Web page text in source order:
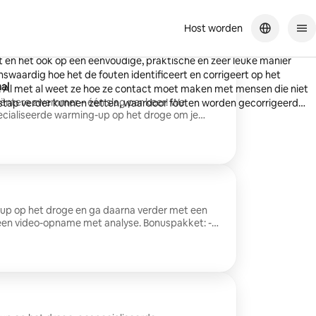
Host worden
zwemmer – één slag per keer! We
warming-up op het droge om je
duiken vervolgens in techniekgerichte
geen stress. Ik neem je zwemmen op en
Boek nu je plek - zwem slimmer, voel je beter.
op het droge en ga daarna verder met een
video-opname met analyse. Bonuspakket: -
en aardig persoon. Een echte professional. Je kunt zien dat je
het ook op een eenvoudige, praktische en zeer leuke manier
hoe het de fouten identificeert en corrigeert op het
verder kunnen zetten, waardoor fouten worden gecorrigeerd
gewezen. Haar manier van lesgeven maakt een verschil. !
Ik hoop contact te houden om nieuwe watervaardigheden te